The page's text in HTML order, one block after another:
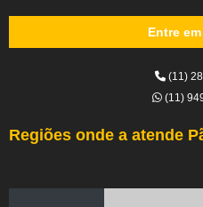
Entre
(11)
(11)
Regiões onde a atende